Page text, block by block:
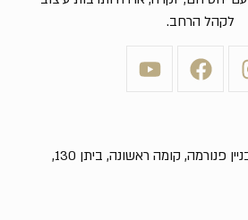
כתובתנו: דרך בן צבי 84, בניין פנורמה, קומה ראשונה, ביתן 130,
לקהל הרחב.